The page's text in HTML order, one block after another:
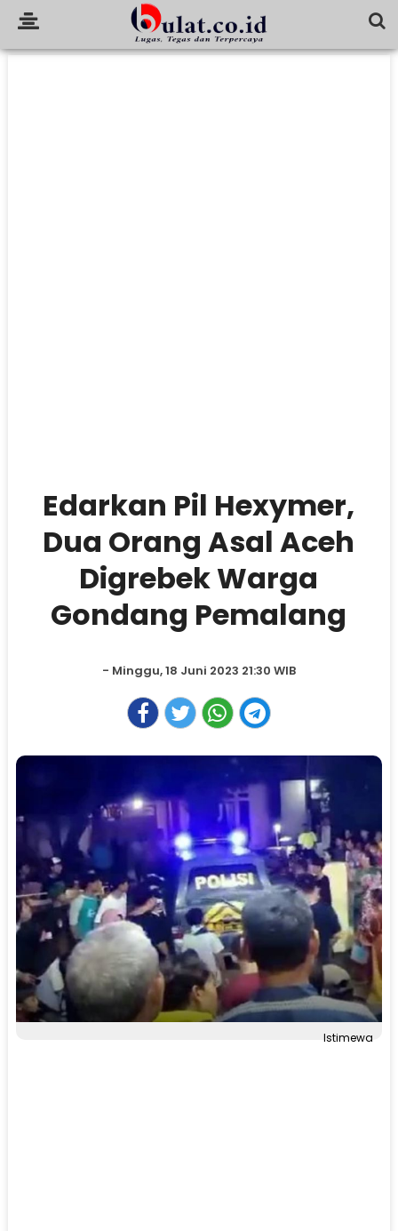
Edarkan Pil Hexymer,
Dua Orang Asal Aceh
Digrebek Warga
Gondang Pemalang
- Minggu, 18 Juni 2023 21:30 WIB
Istimewa